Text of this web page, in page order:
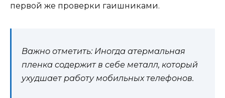
первой же проверки гаишниками.
Важно отметить: Иногда атермальная
пленка содержит в себе металл, который
ухудшает работу мобильных телефонов.